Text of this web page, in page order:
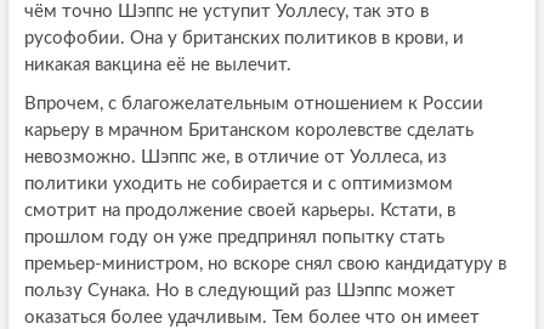
чём точно Шэппс не уступит Уоллесу, так это в
русофобии. Она у британских политиков в крови, и
никакая вакцина её не вылечит.
Впрочем, с благожелательным отношением к России
карьеру в мрачном Британском королевстве сделать
невозможно. Шэппс же, в отличие от Уоллеса, из
политики уходить не собирается и с оптимизмом
смотрит на продолжение своей карьеры. Кстати, в
прошлом году он уже предпринял попытку стать
премьер-министром, но вскоре снял свою кандидатуру в
пользу Сунака. Но в следующий раз Шэппс может
оказаться более удачливым. Тем более что он имеет